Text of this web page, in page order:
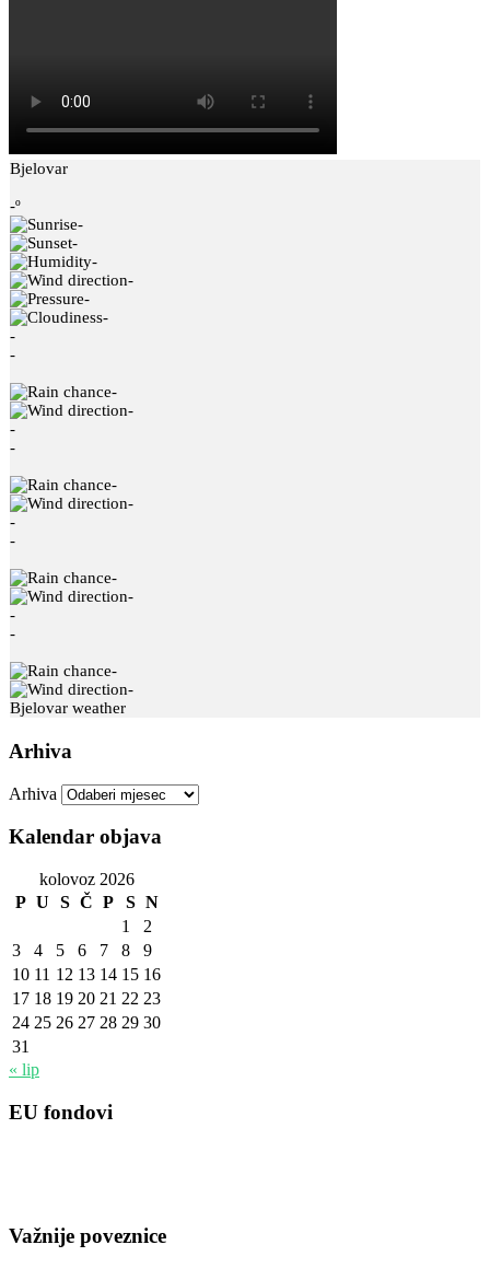
Bjelovar
-º
-
-
-
-
-
-
-
-
-
-
-
-
-
-
-
-
-
-
-
-
-
-
Bjelovar weather
Arhiva
Arhiva
Kalendar objava
kolovoz 2026
P U S Č P S N
1
2
3
4 5 6 7 8
9
10 11 12 13 14 15 16
17 18 19 20 21 22 23
24 25 26 27 28 29 30
31
« lip
EU fondovi
Važnije poveznice